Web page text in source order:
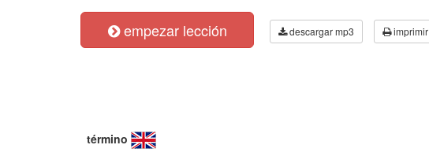
empezar lección descargar mp3 imprimir
término